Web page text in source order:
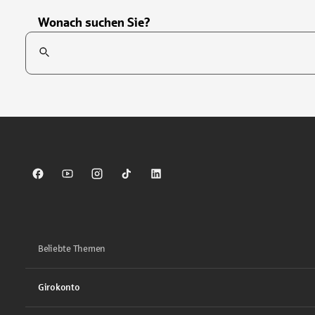
Wonach suchen Sie?
Suchfeld
Sparkasse auf Facebook
Sparkasse auf Youtube
Sparkasse auf Instagram
Sparkasse auf TikTok
Sparkasse auf LinkedIn
Beliebte Themen
Girokonto